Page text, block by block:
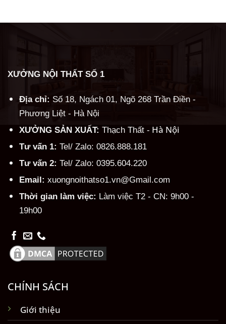
XƯỞNG NỘI THẤT SỐ 1
Địa chỉ: Số 18, Ngách 01, Ngõ 268 Trần Điền -
Phương Liệt - Hà Nội
XƯỞNG SẢN XUẤT: Thạch Thất - Hà Nội
Tư vấn 1: Tel/ Zalo: 0826.888.181
Tư vấn 2: Tel/ Zalo: 0395.604.220
Email: xuongnoithatso1.vn@Gmail.com
Thời gian làm việc: Làm việc T2 - CN: 9h00 -
19h00
CHÍNH SÁCH
Giới thiệu